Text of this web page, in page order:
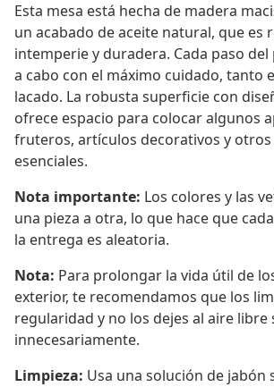
Esta mesa está hecha de madera
un acabado de aceite natural, que es
intemperie y duradera. Cada paso del
a cabo con el máximo cuidado, tanto
lacado. La robusta superficie con
ofrece espacio para colocar algunos
fruteros, artículos decorativos y
esenciales.
Nota importante: Los colores y las
una pieza a otra, lo que hace que
la entrega es aleatoria.
Nota: Para prolongar la vida útil de
exterior, te recomendamos que los
regularidad y no los dejes al aire
innecesariamente.
Limpieza: Usa una solución de jabón